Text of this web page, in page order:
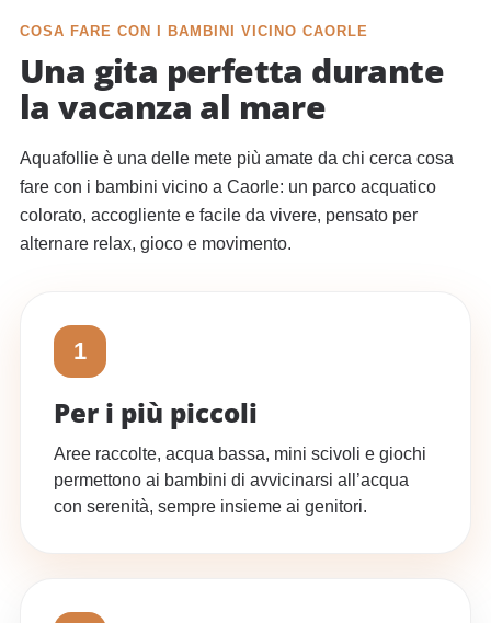
COSA FARE CON I BAMBINI VICINO CAORLE
Una gita perfetta durante
la vacanza al mare
Aquafollie è una delle mete più amate da chi cerca cosa
fare con i bambini vicino a Caorle: un parco acquatico
colorato, accogliente e facile da vivere, pensato per
alternare relax, gioco e movimento.
1
Per i più piccoli
Aree raccolte, acqua bassa, mini scivoli e giochi
permettono ai bambini di avvicinarsi all’acqua
con serenità, sempre insieme ai genitori.